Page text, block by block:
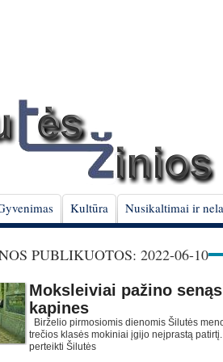
Kultūra Nusikaltimai ir
PUBLIKUOTOS: 2022-06-10
Moksleiviai pažino
kapines
Birželio pirmosiomis dienomis Šilutės
trečios klasės mokiniai įgijo neįprastą
perteikti Šilutės